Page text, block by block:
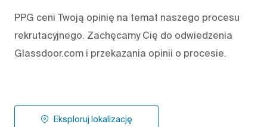
PPG ceni Twoją opinię na temat naszego procesu
rekrutacyjnego. Zachęcamy Cię do odwiedzenia
Glassdoor.com i przekazania opinii o procesie.
Eksploruj lokalizację